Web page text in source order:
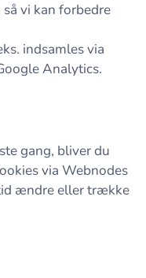
vi kan forbedre
indsamles via
Analytics.
gang, bliver du
via Webnodes
ændre eller trække